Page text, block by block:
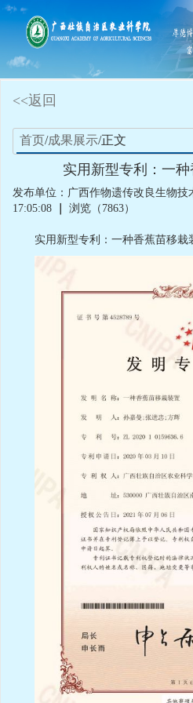
<<返回
首页/成果展示/正文
实用新型专利：一
发布单位：广西作物遗传改良生物技
17:05:08
浏览（7863）
实用新型专利：一种香蕉苗移栽